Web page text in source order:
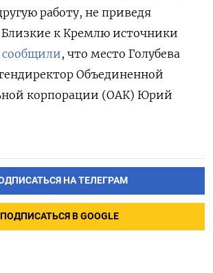
работу, не приведя
Близкие к Кремлю источники
сообщили, что место Голубева
Объединенной
корпорации (ОАК) Юрий
НА ТЕЛЕГРАМ
ПОДПИСАТЬСЯ В GOOGLE